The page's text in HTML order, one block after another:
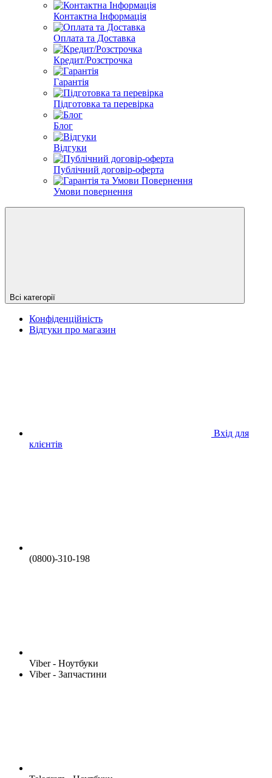
Контактна Iнформацiя
Оплата та Доставка
Кредит/Розстрочка
Гарантія
Підготовка та перевірка
Блог
Відгуки
Публічний договір-оферта
Умови повернення
Всі категорії
Конфіденційність
Відгуки про магазин
Вхід для
клієнтів
(0800)-310-198
Viber - Ноутбуки
Viber - Запчастини